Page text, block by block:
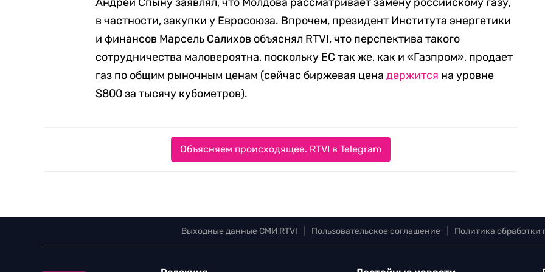
в частности, закупки у Евросоюза. Впрочем, президент Института энергетики
и финансов Марсель Салихов объяснял RTVI, что перспектива такого
сотрудничества маловероятна, поскольку ЕС так же, как и «Газпром», продает
газ по общим рыночным ценам (сейчас биржевая ценадержится на уровне
$800 за тысячу кубометров).
Объясняем происходящее. RTVI в Telegram
Выходные данные СМИ RTVI Пользовательское соглашение Политика